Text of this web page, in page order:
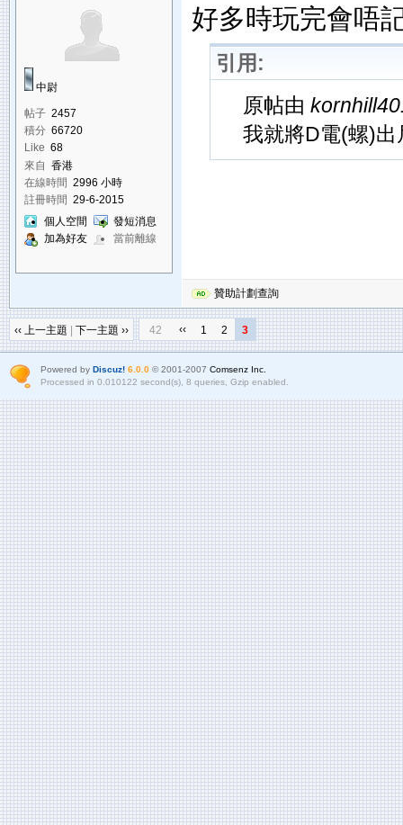
中尉
帖子 2457
積分 66720
Like 68
來自 香港
在線時間 2996 小時
註冊時間 29-6-2015
個人空間
發短消息
加為好友
當前離線
好多時玩完會唔
引用:
原帖由
我就將D電(螺)出
贊助計劃查詢
‹‹ 上一主題 下一主題 ›› 42 ‹‹ 1 2 3
Powered by Discuz! 6.0.0© 2001-2007 Comsenz Inc.
Processed in 0.010122 second(s), 8 queries, Gzip enabled.